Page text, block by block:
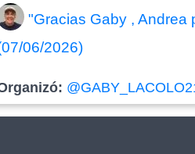
"Gracias Gaby , Andrea
06/2026)